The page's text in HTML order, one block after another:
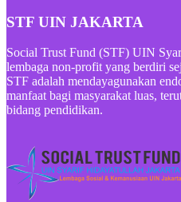
STF UIN JAKARTA
Social Trust Fund (STF) UIN
lembaga non-profit yang berdiri
STF adalah mendayagunakan
manfaat bagi masyarakat luas,
bidang pendidikan.